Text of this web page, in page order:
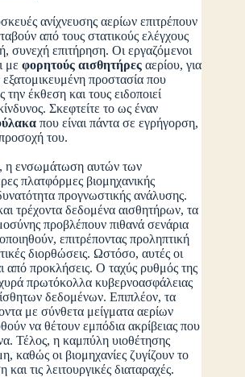
ανίχνευσης αερίων επιτρέπουν
από τους στατικούς ελέγχους
συνεχή επιτήρηση. Οι εργαζόμενοι
με φορητούς αισθητήρες αερίου, για
προστασία που
έκθεση και τους ειδοποιεί
Σκεφτείτε το ως έναν
που είναι πάντα σε εγρήγορση,
του.
η ενσωμάτωση αυτών των
πλατφόρμες βιομηχανικής
προγνωστικής ανάλυσης.
τρέχοντα δεδομένα αισθητήρων, τα
προβλέπουν πιθανά σενάρια
επιτρέποντας προληπτική
διορθώσεις. Ωστόσο, αυτές οι
από προκλήσεις. Ο ταχύς ρυθμός της
πρωτόκολλα κυβερνοασφάλειας
δεδομένων. Επιπλέον, τα
με σύνθετα μείγματα αερίων
να θέτουν εμπόδια ακρίβειας που
Τέλος, η καμπύλη υιοθέτησης
καθώς οι βιομηχανίες ζυγίζουν το
τις λειτουργικές διαταραχές.